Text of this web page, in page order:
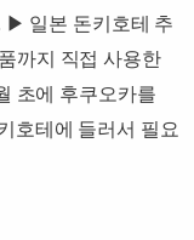
​​▶ 일본 돈키호테 추
까지 직접 사용한
초에 후쿠오카를
호테에 들러서 필요